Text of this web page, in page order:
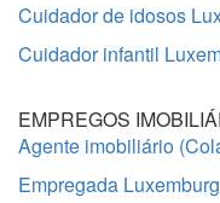
Cuidador de idosos
Cuidador infantil
EMPREGOS
Agente imobiliário
Empregada